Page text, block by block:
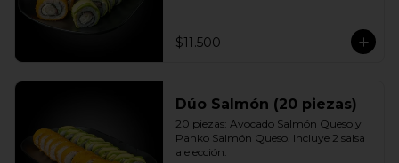
$11.500
Dúo Salmón (20 piezas)
20 piezas: Avocado Salmón Queso y
Panko Salmón Queso. Incluye 2 salsa
a elección.